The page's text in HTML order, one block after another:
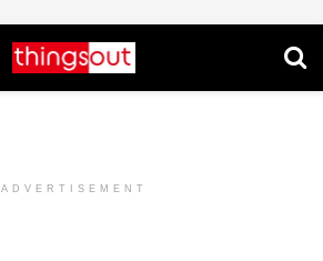
ADVERTISEMENT